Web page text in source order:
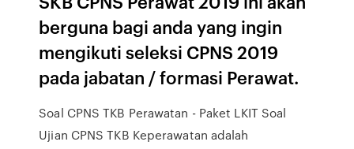
berguna bagi anda yang ingin
mengikuti seleksi CPNS 2019
pada jabatan / formasi Perawat.
Soal CPNS TKB Perawatan - Paket LKIT Soal
Ujian CPNS TKB Keperawatan adalah